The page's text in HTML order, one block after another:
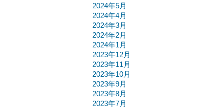
2024年5月
2024年4月
2024年3月
2024年2月
2024年1月
2023年12月
2023年11月
2023年10月
2023年9月
2023年8月
2023年7月